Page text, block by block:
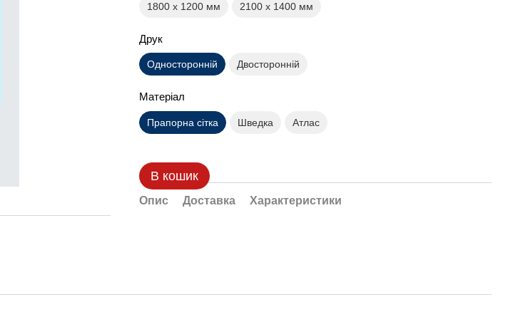
1800 х 1200 мм 2100 х 1400 мм
Друк
Односторонній Двосторонній
Матеріал
Прапорна сітка Шведка Атлас
В кошик
Опис Доставка Характеристики